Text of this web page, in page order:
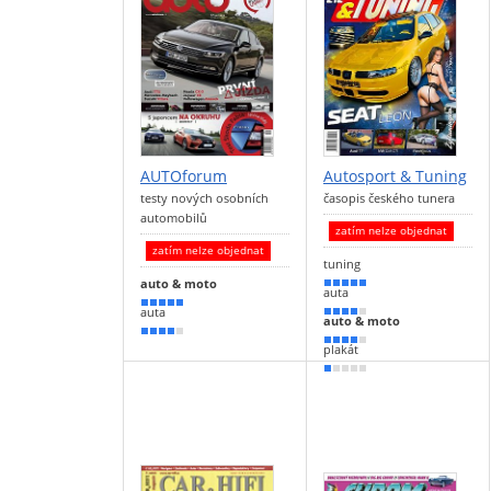
AUTOforum
testy nových osobních
automobilů
zatím nelze objednat
auto & moto
90 %
auta
80 %
Autosport & Tuning
časopis českého tunera
zatím nelze objednat
tuning
90 %
auta
80 %
auto & moto
70 %
plakát
10 %